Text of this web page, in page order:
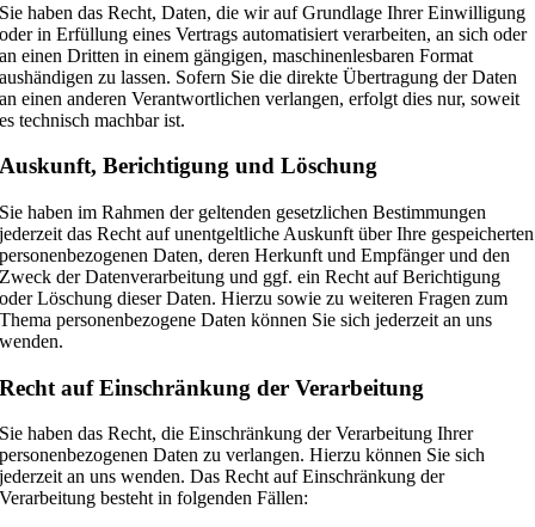
Sie haben das Recht, Daten, die wir auf Grundlage Ihrer Einwilligung
oder in Erfüllung eines Vertrags automatisiert verarbeiten, an sich oder
an einen Dritten in einem gängigen, maschinenlesbaren Format
aushändigen zu lassen. Sofern Sie die direkte Übertragung der Daten
an einen anderen Verantwortlichen verlangen, erfolgt dies nur, soweit
es technisch machbar ist.
Auskunft, Berichtigung und Löschung
Sie haben im Rahmen der geltenden gesetzlichen Bestimmungen
jederzeit das Recht auf unentgeltliche Auskunft über Ihre gespeicherten
personenbezogenen Daten, deren Herkunft und Empfänger und den
Zweck der Datenverarbeitung und ggf. ein Recht auf Berichtigung
oder Löschung dieser Daten. Hierzu sowie zu weiteren Fragen zum
Thema personenbezogene Daten können Sie sich jederzeit an uns
wenden.
Recht auf Einschränkung der Verarbeitung
Sie haben das Recht, die Einschränkung der Verarbeitung Ihrer
personenbezogenen Daten zu verlangen. Hierzu können Sie sich
jederzeit an uns wenden. Das Recht auf Einschränkung der
Verarbeitung besteht in folgenden Fällen: